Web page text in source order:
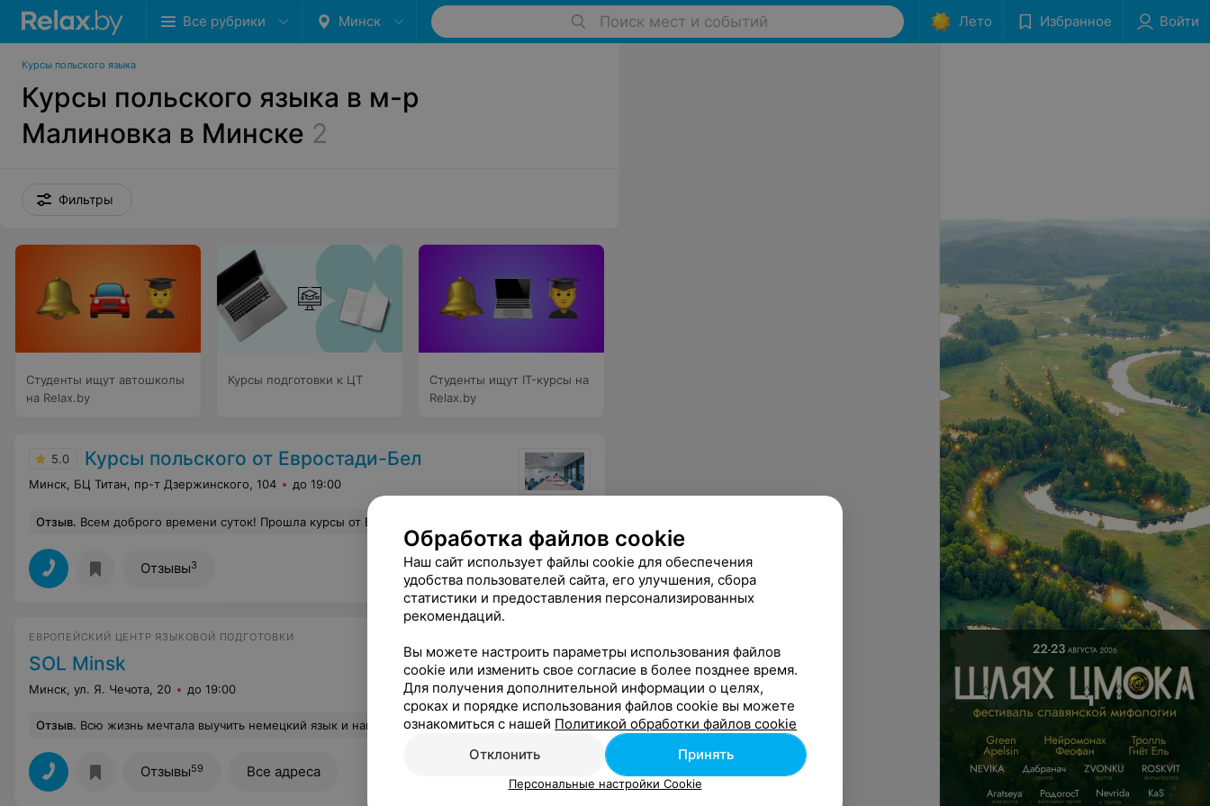
Все рубрики Минск Поиск мест и событий Лето Избранное Войти
Курсы польского языка
Курсы польского языка в м-р
Малиновка в Минске 2
Фильтры
Студенты ищут автошколы
на Relax.by
Курсы подготовки к ЦТ
Студенты ищут IT-курсы на
Relax.by
5.0 Курсы польского от Евростади-Бел
Минск, БЦ Титан, пр-т Дзержинского, 104 до 19:00
Отзыв. Всем доброго времени суток! Прошла курсы от Евростади уровни А1 и А2, осталась полностью довольна. Особенно с педагогом Вадимом на уровне А1. Всем советую изучать польский именно с этой фирмой)
Отзывы3
ЕВРОПЕЙСКИЙ ЦЕНТР ЯЗЫКОВОЙ ПОДГОТОВКИ
SOL Minsk
Минск, ул. Я. Чечота, 20 до 19:00
Отзыв. Всю жизнь мечтала выучить немецкий язык и наконец-то решилась. Выбрала курсы Сол по совету хорошей знакомой, которая изучала там английский язык. Уже с первого занятия курсы мне очень понравились, особенно преподаватели, которые круто и интересно объясняют. Считаю, что курсы должны мотивировать, а не напрягать. А в Сол все именно так! Еще
Отзывы59 Все адреса
Обработка файлов cookie
Наш сайт использует файлы cookie для обеспечения
удобства пользователей сайта, его улучшения, сбора
статистики и предоставления персонализированных
рекомендаций.
Вы можете настроить параметры использования файлов
cookie или изменить свое согласие в более позднее время.
Для получения дополнительной информации о целях,
сроках и порядке использования файлов cookie вы можете
ознакомиться с нашей Политикой обработки файлов cookie
Отклонить
Принять
Персональные настройки Cookie